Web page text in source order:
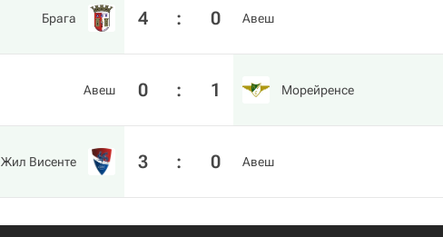
Брага 4 : 0 Авеш
Авеш 0 : 1 Морейренсе
Жил Висенте 3 : 0 Авеш